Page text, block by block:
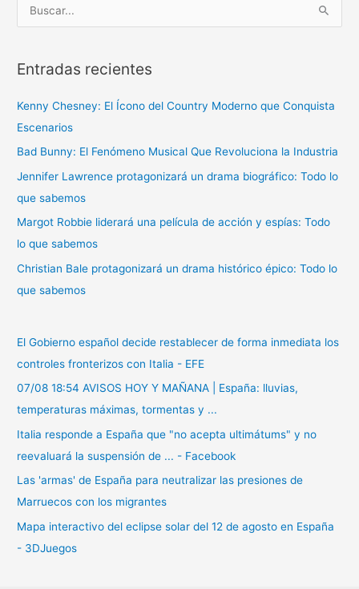
u
c
r
p
o
r
:
Entradas recientes
Kenny Chesney: El Ícono del Country Moderno que Conquista
Escenarios
Bad Bunny: El Fenómeno Musical Que Revoluciona la Industria
Jennifer Lawrence protagonizará un drama biográfico: Todo lo
que sabemos
Margot Robbie liderará una película de acción y espías: Todo
lo que sabemos
Christian Bale protagonizará un drama histórico épico: Todo lo
que sabemos
El Gobierno español decide restablecer de forma inmediata los
controles fronterizos con Italia - EFE
07/08 18:54 AVISOS HOY Y MAÑANA | España: lluvias,
temperaturas máximas, tormentas y ...
Italia responde a España que "no acepta ultimátums" y no
reevaluará la suspensión de ... - Facebook
Las 'armas' de España para neutralizar las presiones de
Marruecos con los migrantes
Mapa interactivo del eclipse solar del 12 de agosto en España
- 3DJuegos